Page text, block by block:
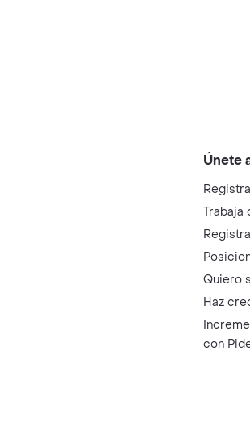
Únete
Trabaja
Quiero
Haz
con